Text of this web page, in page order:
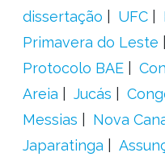
dissertação
UFC
Primavera do Leste
Protocolo BAE
Areia
Jucás
Messias
Nova
Japaratinga